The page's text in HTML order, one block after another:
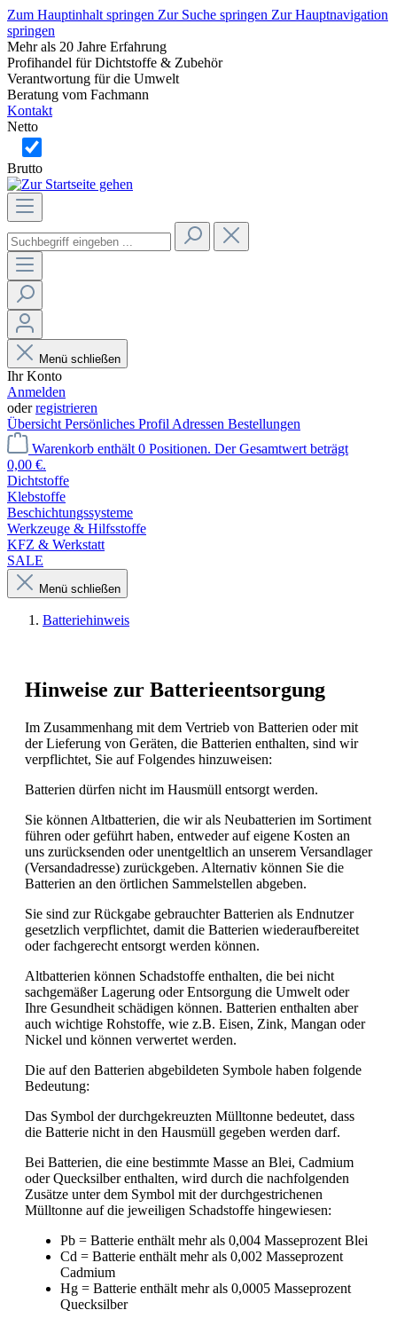
Zum Hauptinhalt springen Zur Suche springen Zur Hauptnavigation
springen
Mehr als 20 Jahre Erfahrung
Profihandel für Dichtstoffe & Zubehör
Verantwortung für die Umwelt
Beratung vom Fachmann
Kontakt
Netto
Brutto
Menü schließen
Ihr Konto
Anmelden
oderregistrieren
Übersicht Persönliches Profil Adressen Bestellungen
Warenkorb enthält 0 Positionen. Der Gesamtwert beträgt
0,00 €.
Dichtstoffe
Klebstoffe
Beschichtungssysteme
Werkzeuge & Hilfsstoffe
KFZ & Werkstatt
SALE
Menü schließen
Batteriehinweis
Hinweise zur Batterieentsorgung
Im Zusammenhang mit dem Vertrieb von Batterien oder mit
der Lieferung von Geräten, die Batterien enthalten, sind wir
verpflichtet, Sie auf Folgendes hinzuweisen:
Batterien dürfen nicht im Hausmüll entsorgt werden.
Sie können Altbatterien, die wir als Neubatterien im Sortiment
führen oder geführt haben, entweder auf eigene Kosten an
uns zurücksenden oder unentgeltlich an unserem Versandlager
(Versandadresse) zurückgeben. Alternativ können Sie die
Batterien an den örtlichen Sammelstellen abgeben.
Sie sind zur Rückgabe gebrauchter Batterien als Endnutzer
gesetzlich verpflichtet, damit die Batterien wiederaufbereitet
oder fachgerecht entsorgt werden können.
Altbatterien können Schadstoffe enthalten, die bei nicht
sachgemäßer Lagerung oder Entsorgung die Umwelt oder
Ihre Gesundheit schädigen können. Batterien enthalten aber
auch wichtige Rohstoffe, wie z.B. Eisen, Zink, Mangan oder
Nickel und können verwertet werden.
Die auf den Batterien abgebildeten Symbole haben folgende
Bedeutung:
Das Symbol der durchgekreuzten Mülltonne bedeutet, dass
die Batterie nicht in den Hausmüll gegeben werden darf.
Bei Batterien, die eine bestimmte Masse an Blei, Cadmium
oder Quecksilber enthalten, wird durch die nachfolgenden
Zusätze unter dem Symbol mit der durchgestrichenen
Mülltonne auf die jeweiligen Schadstoffe hingewiesen:
Pb = Batterie enthält mehr als 0,004 Masseprozent Blei
Cd = Batterie enthält mehr als 0,002 Masseprozent
Cadmium
Hg = Batterie enthält mehr als 0,0005 Masseprozent
Quecksilber